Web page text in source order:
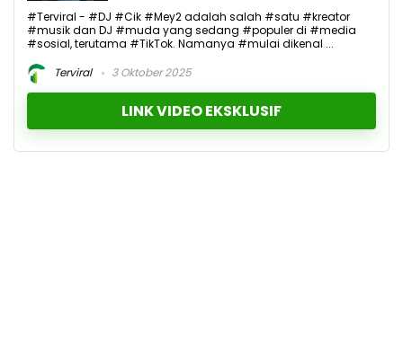
#Terviral - #DJ #Cik #Mey2 adalah salah #satu #kreator
#musik dan DJ #muda yang sedang #populer di #media
#sosial, terutama #TikTok. Namanya #mulai dikenal ...
Terviral
3 Oktober 2025
LINK VIDEO EKSKLUSIF